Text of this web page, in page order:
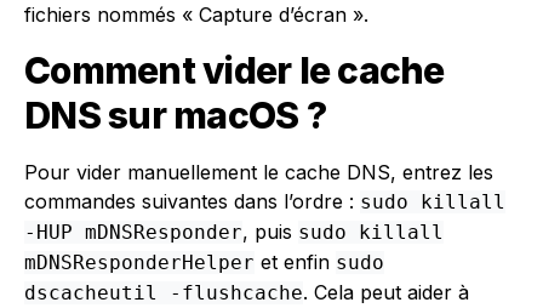
fichiers nommés « Capture d’écran ».
Comment vider le cache
DNS sur macOS ?
Pour vider manuellement le cache DNS, entrez les
commandes suivantes dans l’ordre : sudo killall
-HUP mDNSResponder, puis sudo killall
mDNSResponderHelper et enfin sudo
dscacheutil -flushcache. Cela peut aider à